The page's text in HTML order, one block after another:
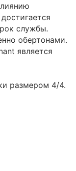
службы.
обертонами.
является
размером 4/4.